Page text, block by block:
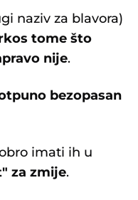
naziv za blavora)
tome što
nije.
bezopasan
imati ih u
za zmije.